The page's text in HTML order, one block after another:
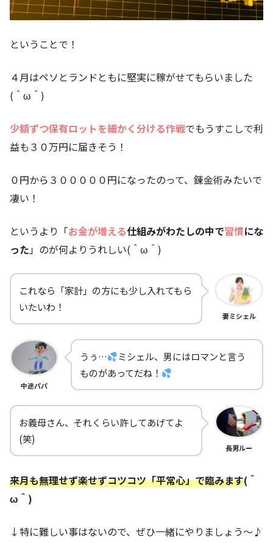
ということで！
４月はペソとランドともに堅実に稼がせてもらいました
(＾ω＾)
少額ずつ保有ロットを細かく分ける作戦でもうすこしで利
益も３０万円に届きそう！
０円から３０００００円になったのって、錬金術みたいで
凄い！
というより「お金が増える仕組みがわたしの中で習慣にな
った」のが何よりうれしい(＾ω＾)
これなら「家計」の方にも少し入れてもら
いたいわ！
妻ミシェル
中途パパ
うぅ…
ミシェル、男にはロマンと言う
ものがあってだね！
お義母さん、それくらい許してあげてよ
(笑)
長男ルー
来月も無理せず楽せずコツコツ「平常心」で臨みます(＾
ω＾)
↓特に難しい事はないので、ぜひ一緒にやりましょう～♪